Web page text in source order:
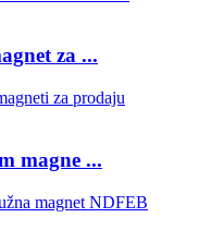
za ...
magne ...